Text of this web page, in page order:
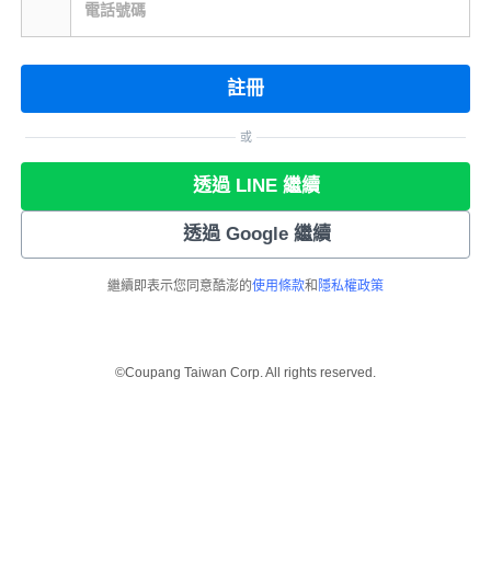
電話號碼
註冊
或
透過 LINE 繼續
透過 Google 繼續
繼續即表示您同意酷澎的使用條款和 隱私權政策
©Coupang Taiwan Corp. All rights reserved.